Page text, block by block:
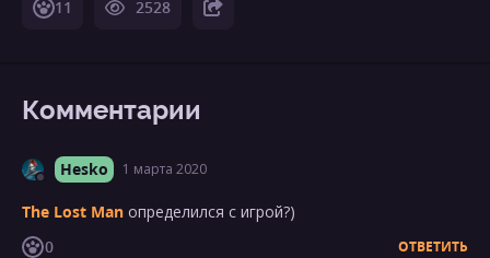
11 2528
Комментарии
Hesko 1 марта 2020
The Lost Man определился с игрой?)
0
ОТВЕТИТЬ